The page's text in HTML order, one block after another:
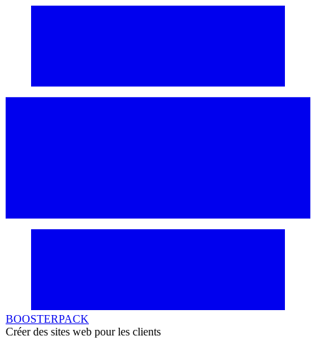
BOOSTERPACK
Créer des sites web pour les clients